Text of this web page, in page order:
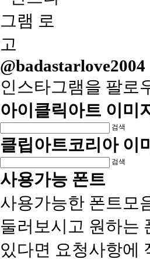
@badastarlove2004
인스타그램을 팔로
아이클릭아트 이미
검색
클립아트코리아 이
검색
사용가능 폰트
사용가능한 폰트모
둘러보시고 원하는
있다면 요청사항에